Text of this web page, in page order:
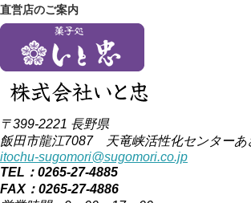
直営店のご案内
〒399-2221 長野県
飯田市龍江7087 天竜峡活性化センターあ
itochu-sugomori@sugomori.co.jp
TEL：0265-27-4885
FAX：0265-27-4886